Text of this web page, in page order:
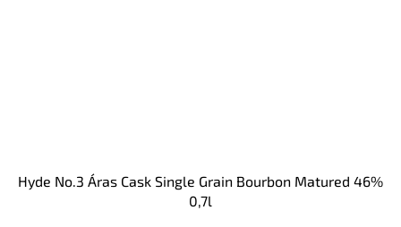
Hyde No.3 Áras Cask Single Grain Bourbon Matured 46%
0,7l